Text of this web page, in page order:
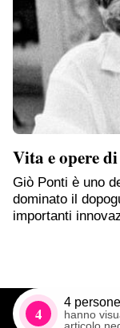
Vita e opere
Giò Ponti è uno
dominato il
importanti
4
4 persone
hanno
articolo